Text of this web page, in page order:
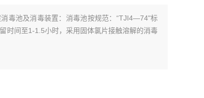
毒池及消毒装置：消毒池按规范：“TJI4—74"标
时间至1-1.5小时，采用固体氯片接触溶解的消毒